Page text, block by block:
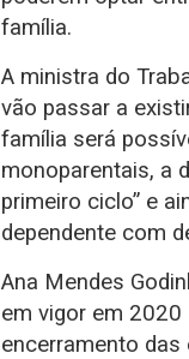
família.
A ministra do
vão passar a
família será
monoparentais, a
primeiro ciclo” e
dependente com
Ana Mendes
em vigor em 2020
encerramento